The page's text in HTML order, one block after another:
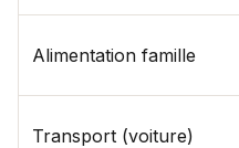
Alimentation famille
Transport (voiture)